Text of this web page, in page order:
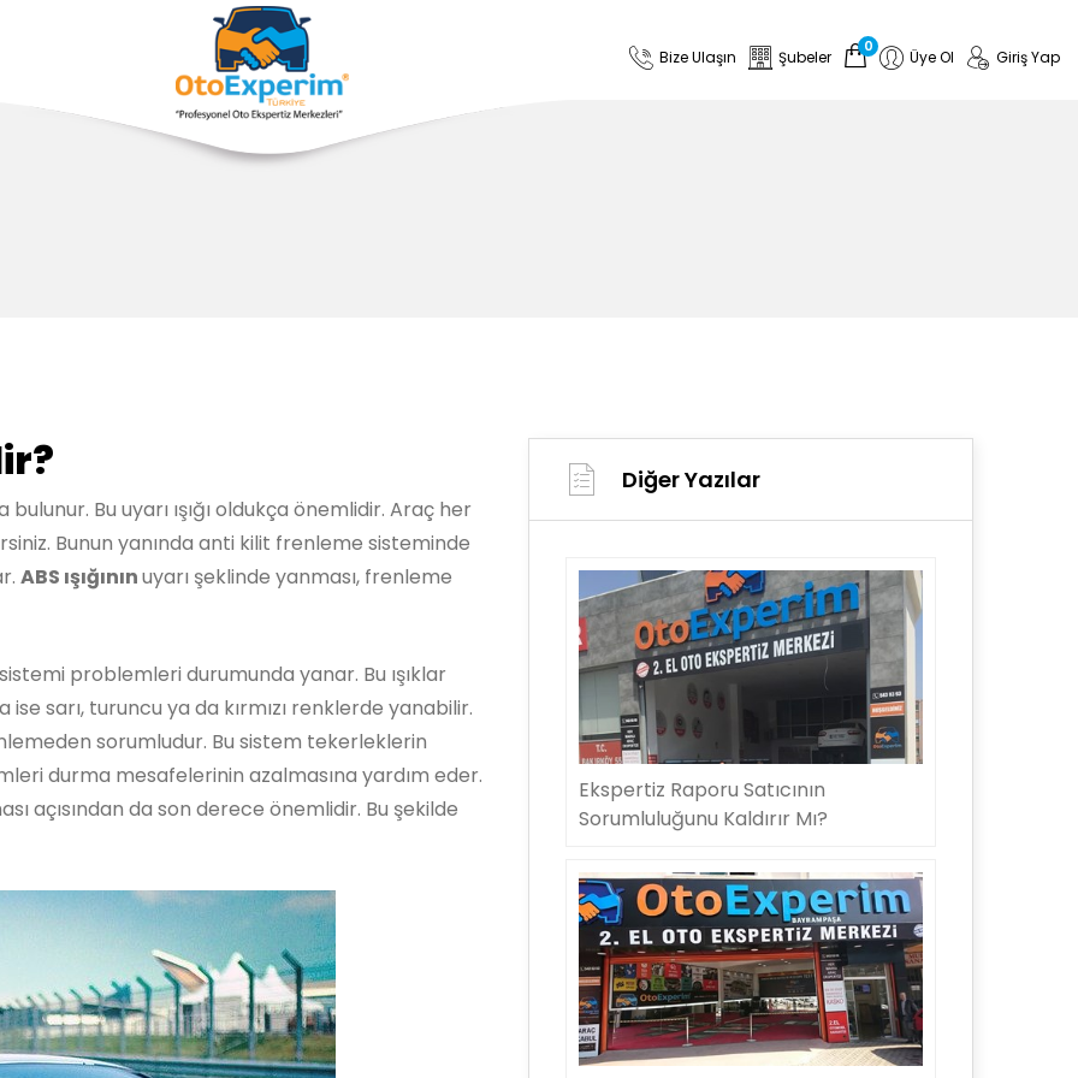
Bize Ulaşın Şubeler
0
Üye Ol Giriş Yap
bulunur. Bu uyarı ışığı oldukça önemlidir. Araç her
Bunun yanında anti kilit frenleme sisteminde
ABS ışığınınuyarı şeklinde yanması, frenleme
problemleri durumunda yanar. Bu ışıklar
sarı, turuncu ya da kırmızı renklerde yanabilir.
sorumludur. Bu sistem tekerleklerin
durma mesafelerinin azalmasına yardım eder.
açısından da son derece önemlidir. Bu şekilde
Diğer Yazılar
Ekspertiz Raporu Satıcının
Sorumluluğunu Kaldırır Mı?